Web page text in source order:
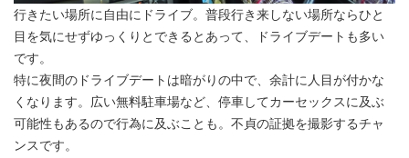
行きたい場所に自由にドライブ。普段行き来しない場所ならひと
目を気にせずゆっくりとできるとあって、ドライブデートも多い
です。
特に夜間のドライブデートは暗がりの中で、余計に人目が付かな
くなります。広い無料駐車場など、停車してカーセックスに及ぶ
可能性もあるので行為に及ぶことも。不貞の証拠を撮影するチャ
ンスです。